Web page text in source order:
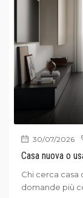
30/07/2026
Casa nuova o
Chi cerca casa
domande più